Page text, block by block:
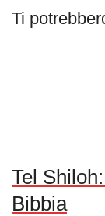
Ti
Tel
Bibbia